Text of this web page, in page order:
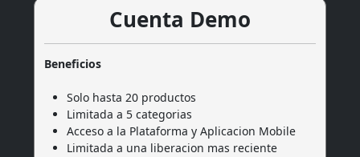
Cuenta Demo
Beneficios
Solo hasta 20 productos
Limitada a 5 categorias
Acceso a la Plataforma y Aplicacion Mobile
Limitada a una liberacion mas reciente